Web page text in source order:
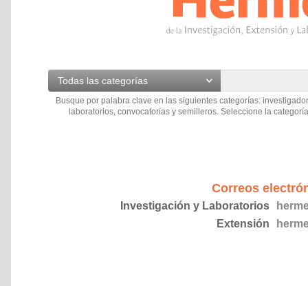
Todas las categorías
Busque por palabra clave en las siguientes categorías:
laboratorios, convocatorias y semilleros. Seleccione la
Correos
Investigación y Laboratorios
Extensión